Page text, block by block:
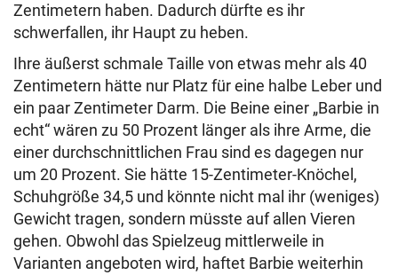
Zentimetern haben. Dadurch dürfte es ihr
schwerfallen, ihr Haupt zu heben.
Ihre äußerst schmale Taille von etwas mehr als 40
Zentimetern hätte nur Platz für eine halbe Leber und
ein paar Zentimeter Darm. Die Beine einer „Barbie in
echt“ wären zu 50 Prozent länger als ihre Arme, die
einer durchschnittlichen Frau sind es dagegen nur
um 20 Prozent. Sie hätte 15-Zentimeter-Knöchel,
Schuhgröße 34,5 und könnte nicht mal ihr (weniges)
Gewicht tragen, sondern müsste auf allen Vieren
gehen. Obwohl das Spielzeug mittlerweile in
Varianten angeboten wird, haftet Barbie weiterhin